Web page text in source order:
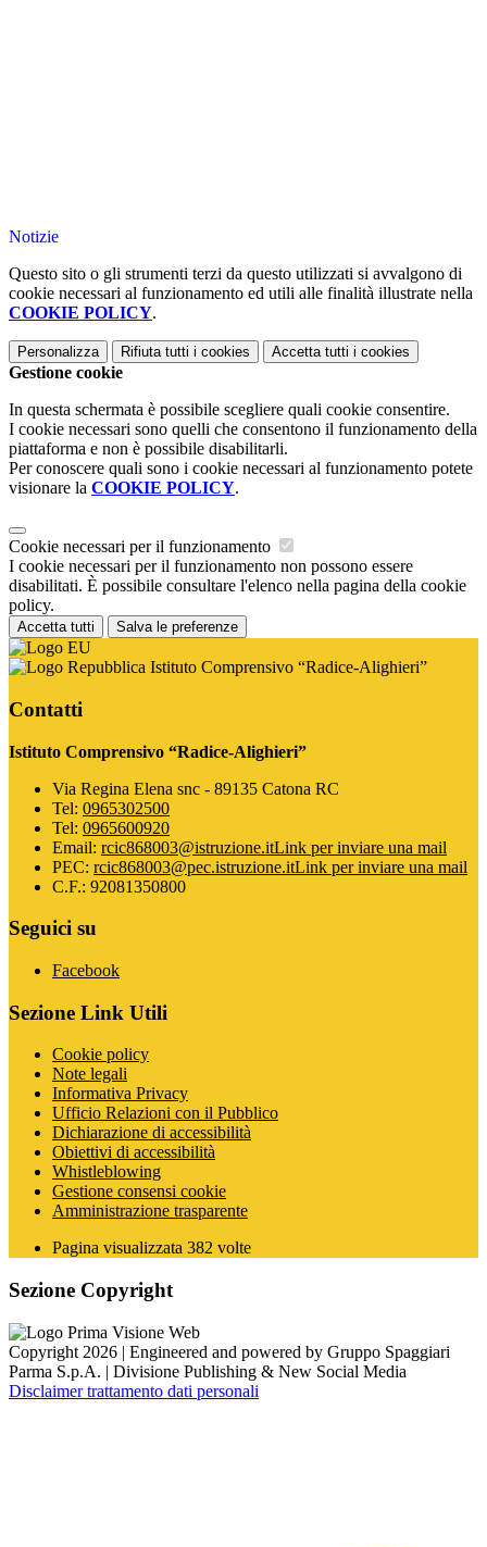
Notizie
Questo sito o gli strumenti terzi da questo utilizzati si avvalgono di
cookie necessari al funzionamento ed utili alle finalità illustrate nella
COOKIE POLICY.
Personalizza Rifiuta tutti i cookies Accetta tutti i cookies
Gestione cookie
In questa schermata è possibile scegliere quali cookie consentire.
I cookie necessari sono quelli che consentono il funzionamento della
piattaforma e non è possibile disabilitarli.
Per conoscere quali sono i cookie necessari al funzionamento potete
visionare la COOKIE POLICY.
Cookie necessari per il funzionamento
I cookie necessari per il funzionamento non possono essere
disabilitati. È possibile consultare l'elenco nella pagina della cookie
policy.
Accetta tutti Salva le preferenze
Istituto Comprensivo “Radice-Alighieri”
Contatti
Istituto Comprensivo “Radice-Alighieri”
Via Regina Elena snc - 89135 Catona RC
Tel: 0965302500
Tel: 0965600920
Email: rcic868003@istruzione.itLink per inviare una mail
PEC: rcic868003@pec.istruzione.itLink per inviare una mail
C.F.: 92081350800
Seguici su
Facebook
Sezione Link Utili
Cookie policy
Note legali
Informativa Privacy
Ufficio Relazioni con il Pubblico
Dichiarazione di accessibilità
Obiettivi di accessibilità
Whistleblowing
Gestione consensi cookie
Amministrazione trasparente
Pagina visualizzata 382 volte
Sezione Copyright
Copyright 2026 | Engineered and powered by Gruppo Spaggiari
Parma S.p.A. | Divisione Publishing & New Social Media
Disclaimer trattamento dati personali